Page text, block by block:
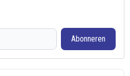
Abonneren